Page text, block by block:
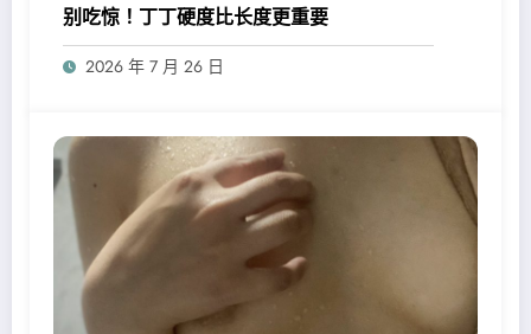
别吃惊！丁丁硬度比长度更重要
2026 年 7 月 26 日